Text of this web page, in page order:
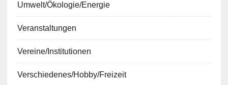
Umwelt/Ökologie/Energie
Veranstaltungen
Vereine/Institutionen
Verschiedenes/Hobby/Freizeit